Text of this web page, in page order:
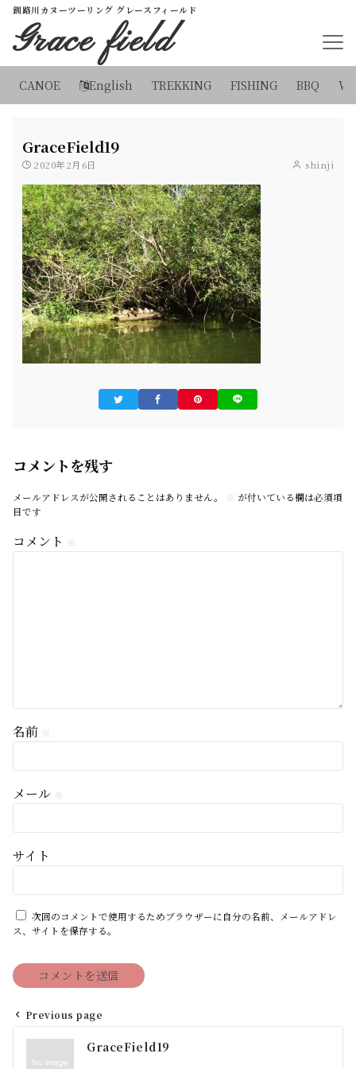
釧路川カヌーツーリング グレースフィールド
Grace field
CANOE English TREKKING FISHING BBQ
GraceField19
2020年2月6日 shinji
コメントを残す
メールアドレスが公開されることはありません。 ※ が付いている欄は必須項
目です
コメント ※
名前 ※
メール ※
サイト
次回のコメントで使用するためブラウザーに自分の名前、メールアドレ
ス、サイトを保存する。
投
Previous page
GraceField19